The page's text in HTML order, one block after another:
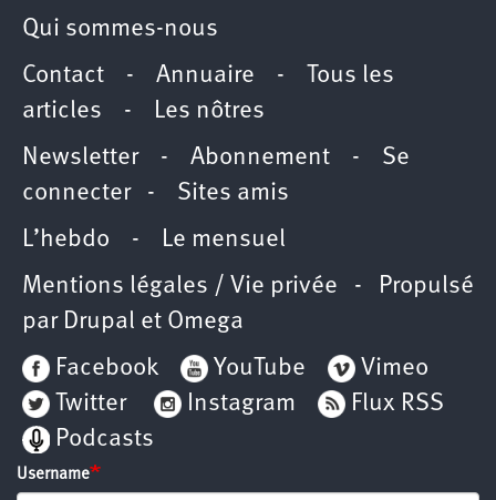
Qui sommes-nous
Contact - Annuaire -
Tous les
articles - Les nôtres
Newsletter- Abonnement - Se
connecter- Sites amis
L’hebdo - Le mensuel
Mentions légales / Vie privée - Propulsé
par Drupal et Omega
Facebook
YouTube
Vimeo
Twitter
Instagram
Flux RSS
Podcasts
Username